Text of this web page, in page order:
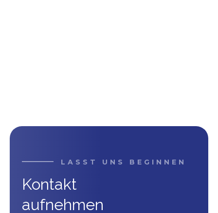
LASST UNS BEGINNEN
Kontakt
aufnehmen